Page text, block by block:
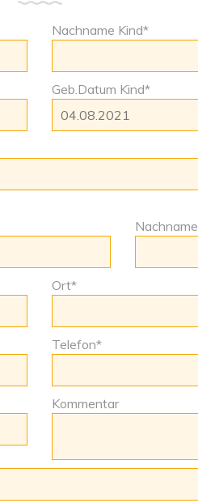
Nachname Kind*
Geb.Datum Kind*
Ort*
Telefon*
Kommentar